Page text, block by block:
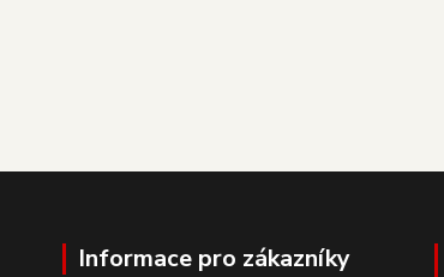
Informace pro zákazníky